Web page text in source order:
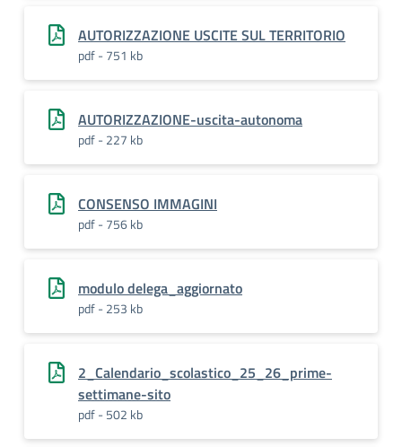
AUTORIZZAZIONE USCITE SUL TERRITORIO
pdf - 751 kb
AUTORIZZAZIONE-uscita-autonoma
pdf - 227 kb
CONSENSO IMMAGINI
pdf - 756 kb
modulo delega_aggiornato
pdf - 253 kb
2_Calendario_scolastico_25_26_prime-
settimane-sito
pdf - 502 kb